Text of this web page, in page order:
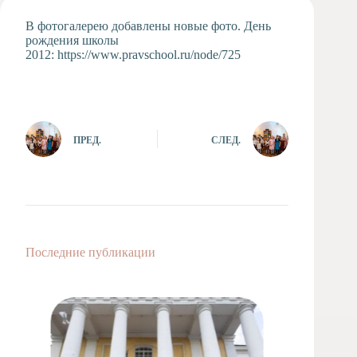
студия
Музыкальное
служба
В фотогалерею добавлены новые фото. День
рождения школы
2012: https://www.pravschool.ru/node/725
ПРЕД. СЛЕД.
Последние публикации